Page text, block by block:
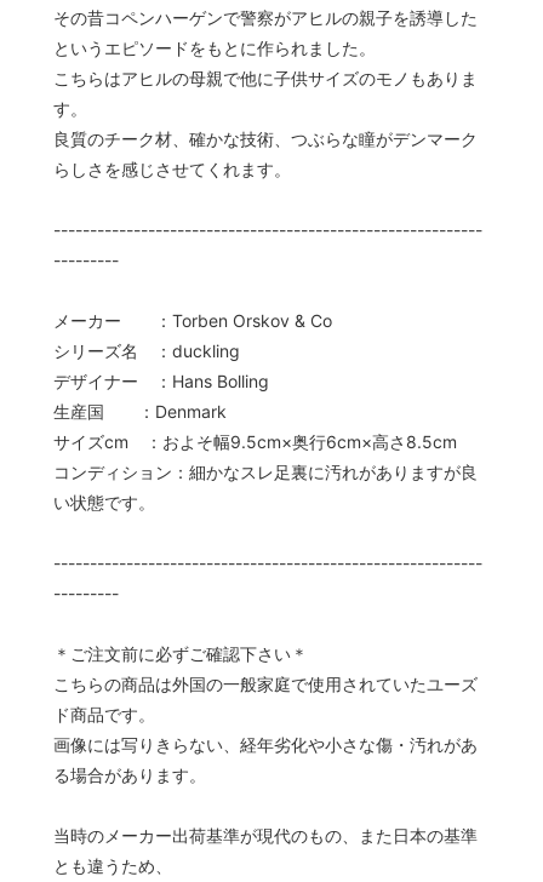
その昔コペンハーゲンで警察がアヒルの親子を誘導した
というエピソードをもとに作られました。
こちらはアヒルの母親で他に子供サイズのモノもありま
す。
良質のチーク材、確かな技術、つぶらな瞳がデンマーク
らしさを感じさせてくれます。
-----------------------------------------------------------
---------
メーカー ：Torben Orskov & Co
シリーズ名 ：duckling
デザイナー ：Hans Bolling
生産国 ：Denmark
サイズcm ：およそ幅9.5cm×奥行6cm×高さ8.5cm
コンディション：細かなスレ足裏に汚れがありますが良
い状態です。
-----------------------------------------------------------
---------
＊ご注文前に必ずご確認下さい＊
こちらの商品は外国の一般家庭で使用されていたユーズ
ド商品です。
画像には写りきらない、経年劣化や小さな傷・汚れがあ
る場合があります。
当時のメーカー出荷基準が現代のもの、また日本の基準
とも違うため、